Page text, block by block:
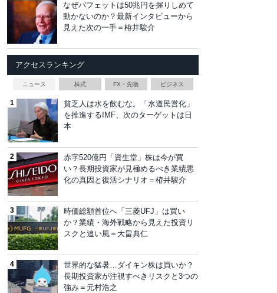
なぜバフェットは50兆円を握りしめて
動かないのか？最新インタビューから
見えた次の一手＝栫井駿介
アクセスランキング
ニュース 株式 FX・先物 ビジネス
貧乏人は水を飲むな。「水道民営化」
を推進するIMF、次のターゲットは日
本
赤字520億円「資生堂」株は今が買
い？長期投資家が見極めるべき業績悪
化の真因と復活シナリオ＝栫井駿介
時価総額首位へ「三菱UFJ」は買い
か？業績・海外戦略から見えた投資リ
スクと追い風＝大畠典仁
世界的な猛暑…ダイキン株は買いか？
長期投資家が注視すべきリスクと3つの
強み＝元村浩之